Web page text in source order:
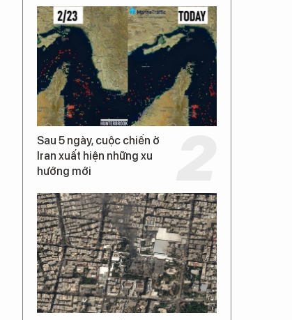
Sau 5 ngày, cuộc chiến ở
Iran xuất hiện những xu
hướng mới